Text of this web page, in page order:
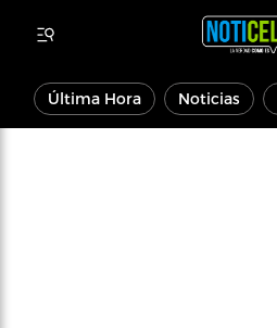
Última Hora Noticias